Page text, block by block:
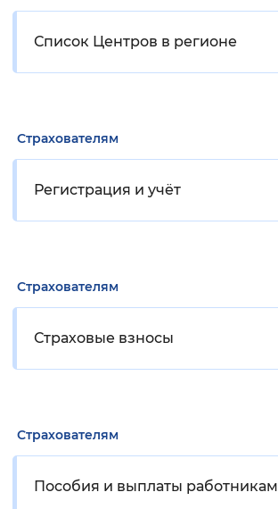
Список Центров в регионе
Страхователям
Регистрация и учёт
Страхователям
Страховые взносы
Страхователям
Пособия и выплаты работникам